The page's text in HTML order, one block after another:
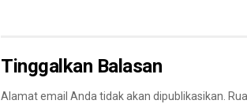
Tinggalkan Balasan
Alamat email Anda tidak akan dipublikasikan.